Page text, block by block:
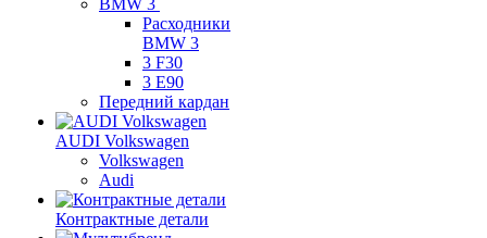
BMW 3
Расходники
BMW 3
3 F30
3 E90
Передний кардан
AUDI Volkswagen
Volkswagen
Audi
Контрактные детали